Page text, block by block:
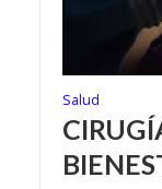
Salud